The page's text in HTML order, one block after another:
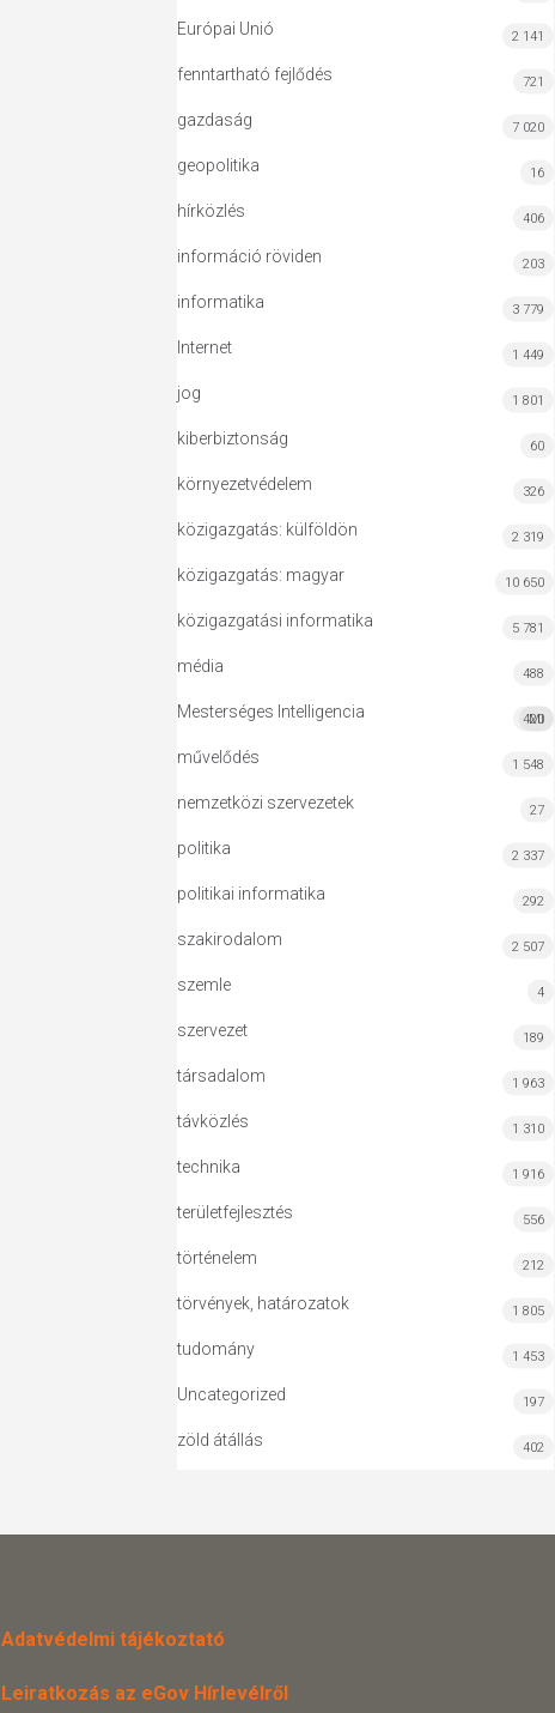
Európai Unió 2 141
fenntartható fejlődés 721
gazdaság 7 020
geopolitika 16
hírközlés 406
információ röviden 203
informatika 3 779
Internet 1 449
jog 1 801
kiberbiztonság 60
környezetvédelem 326
közigazgatás: külföldön 2 319
közigazgatás: magyar 10 650
közigazgatási informatika 5 781
média 488
Mesterséges Intelligencia MI
420
művelődés 1 548
nemzetközi szervezetek 27
politika 2 337
politikai informatika 292
szakirodalom 2 507
szemle 4
szervezet 189
társadalom 1 963
távközlés 1 310
technika 1 916
területfejlesztés 556
történelem 212
törvények, határozatok 1 805
tudomány 1 453
Uncategorized 197
zöld átállás 402
Adatvédelmi tájékoztató
Leiratkozás az eGov Hírlevélről